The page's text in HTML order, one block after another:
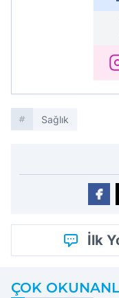
Sağlık
İlk
ÇOK